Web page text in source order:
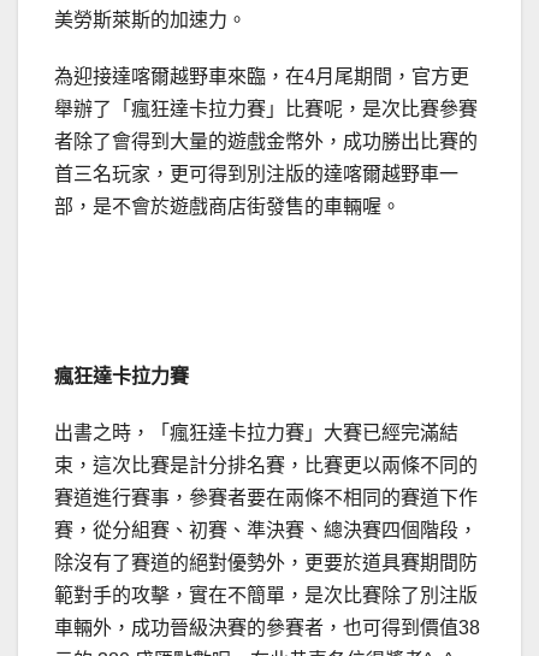
美勞斯萊斯的加速力。
為迎接達喀爾越野車來臨，在4月尾期間，官方更
舉辦了「瘋狂達卡拉力賽」比賽呢，是次比賽參賽
者除了會得到大量的遊戲金幣外，成功勝出比賽的
首三名玩家，更可得到別注版的達喀爾越野車一
部，是不會於遊戲商店街發售的車輛喔。
瘋狂達卡拉力賽
出書之時，「瘋狂達卡拉力賽」大賽已經完滿結
束，這次比賽是計分排名賽，比賽更以兩條不同的
賽道進行賽事，參賽者要在兩條不相同的賽道下作
賽，從分組賽、初賽、準決賽、總決賽四個階段，
除沒有了賽道的絕對優勢外，更要於道具賽期間防
範對手的攻擊，實在不簡單，是次比賽除了別注版
車輛外，成功晉級決賽的參賽者，也可得到價值38